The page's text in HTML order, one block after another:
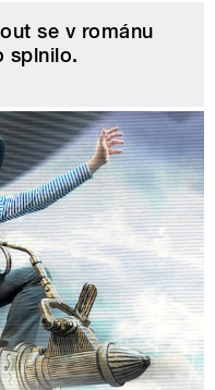
se v románu
splnilo.